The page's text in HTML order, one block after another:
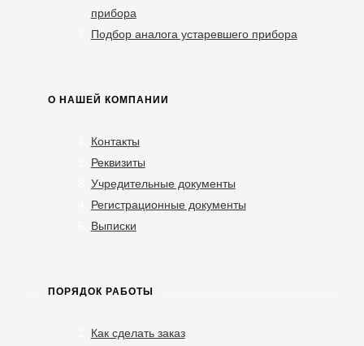
прибора
Подбор аналога устаревшего прибора
О НАШЕЙ КОМПАНИИ
Контакты
Реквизиты
Учредительные документы
Регистрационные документы
Выписки
ПОРЯДОК РАБОТЫ
Как сделать заказ